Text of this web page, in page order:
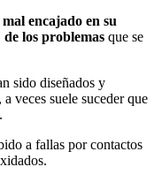
encajado en su
los problemas que se
sido diseñados y
veces suele suceder que
a fallas por contactos